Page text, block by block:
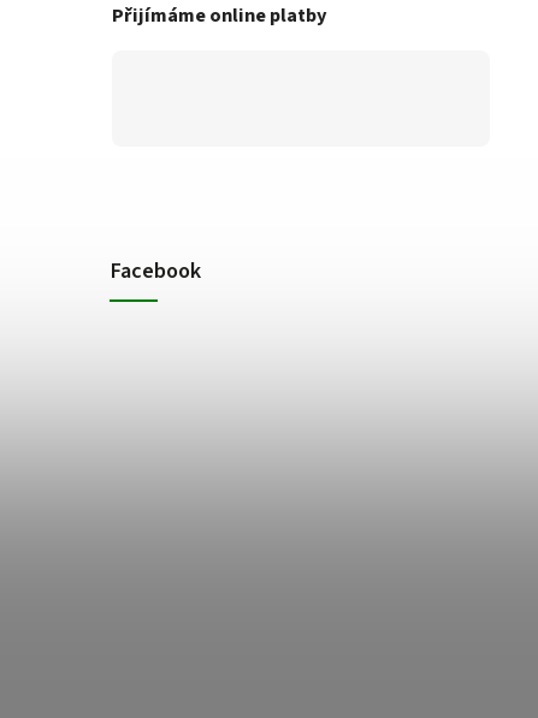
Přijímáme online platby
Facebook